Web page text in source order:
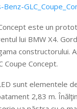
este un
lui BMW X4.
constructorului.
Coupe Concept.
sunt elementele
2,83 m.